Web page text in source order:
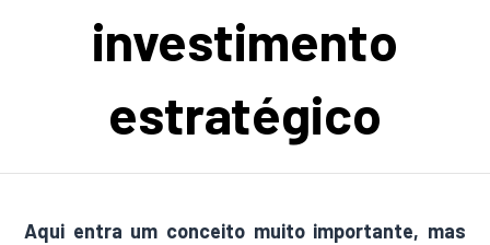
investimento
estratégico
Aqui entra um conceito muito importante, mas